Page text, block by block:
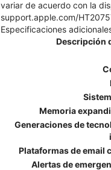
variar de acuerdo con la
support.apple.com/
Especificaciones
Descripción
Memoria
Generaciones de
Plataformas de email
Alertas de